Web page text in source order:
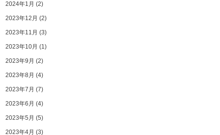
2024年1月 (2)
2023年12月 (2)
2023年11月 (3)
2023年10月 (1)
2023年9月 (2)
2023年8月 (4)
2023年7月 (7)
2023年6月 (4)
2023年5月 (5)
2023年4月 (3)